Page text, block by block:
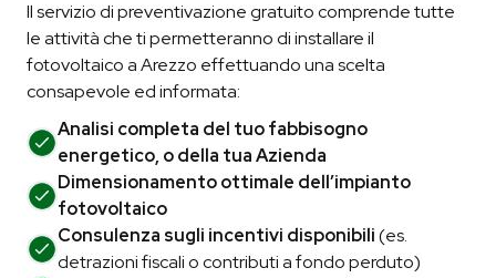
Il servizio di preventivazione gratuito comprende tutte
le attività che ti permetteranno di installare il
fotovoltaico a Arezzo effettuando una scelta
consapevole ed informata:
Analisi completa del tuo fabbisogno
energetico, o della tua Azienda
Dimensionamento ottimale dell’impianto
fotovoltaico
Consulenza sugli incentivi disponibili(es.
detrazioni fiscali o contributi a fondo perduto)